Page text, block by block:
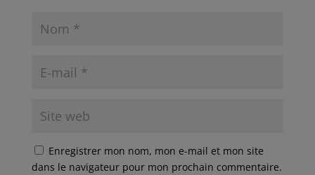
Enregistrer mon nom, mon e-mail et mon site
dans le navigateur pour mon prochain commentaire.